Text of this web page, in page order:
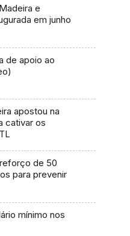
e
em junho
de apoio ao
apostou na
cativar os
de 50
para prevenir
mínimo nos